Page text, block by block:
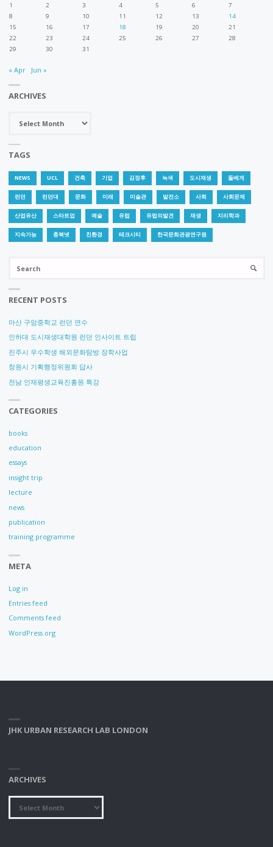
1
2 3 4 5 6
7
8
9 10 11 12 13
14
15
16 17 18 19 20
21
22
23 24 25 26 27
28
29
30 31
« Apr Jun »
ARCHIVES
TAGS
NEWS UCL 건축 기업 김정후 녹색 도시재생 돌베게
런던 런던대 문화 미래 미술관 발전소 사회 사회문제
산업유산 스타트업 예술 유럽 유럽의발견 재생 지리학과
지속가능 충북넷 친환경 테크시티 한국문화관광연구원
RECENT POSTS
마산 구암중학교 런던 연수
인하대 도시재생대학원 런던 인사이트 트립
진주시 우수학생 해외문화탐방 장학사업
창원시 기획행정위원회 답사
전남 인재평생교육진흥원 특강
CATEGORIES
books
education
essays
insight trip
lecture
news
publication
training programme
META
Log in
Entries feed
Comments feed
WordPress.org
JHK URBAN RESEARCH LAB LONDON
ARCHIVES